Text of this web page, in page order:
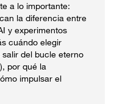
a lo importante:
la diferencia entre
y experimentos
cuándo elegir
del bucle eterno
por qué la
impulsar el